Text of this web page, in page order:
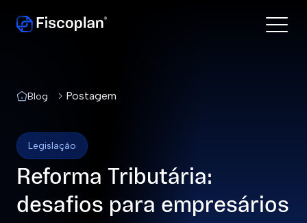
Blog Postagem
Legislação
Reforma Tributária:
desafios para empresários